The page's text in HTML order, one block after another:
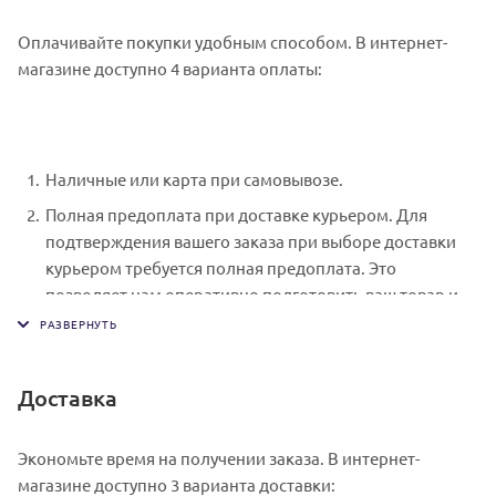
Оплачивайте покупки удобным способом. В интернет-
магазине доступно 4 варианта оплаты:
Наличные или карта при самовывозе.
Полная предоплата при доставке курьером. Для
подтверждения вашего заказа при выборе доставки
курьером требуется полная предоплата. Это
позволяет нам оперативно подготовить ваш товар и
обеспечить его своевременную доставку. Специалист
документы, получаете товар и чек.
в интернет-магазине: карты Visa и MasterCard. Чтобы
оплатить покупку, система перенаправит вас на
Доставка
Экономьте время на получении заказа. В интернет-
магазине доступно 3 варианта доставки: